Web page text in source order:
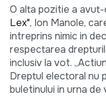
O alta pozitie a
Lex", Ion Manole,
intreprins nimic in
respectarea
inclusiv la vot.
Dreptul electoral nu
buletinului in urna de